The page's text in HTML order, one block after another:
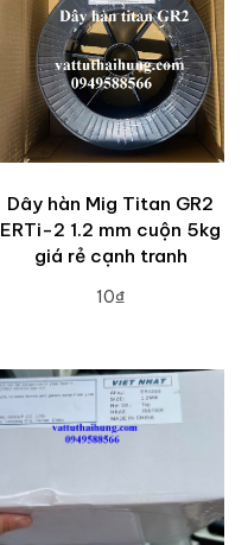
Dây hàn Mig Titan GR2
ERTi-2 1.2 mm cuộn 5kg
giá rẻ cạnh tranh
10₫